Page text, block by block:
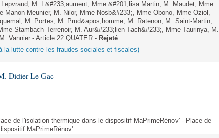
M. L&#233;aument, Mme &#201;lisa Martin, M. Maudet, Mme
Manon Meunier, M. Nilor, Mme Nosb&#233;, Mme Obono, Mme Oziol,
M. Portes, M. Prud&apos;homme, M. Ratenon, M. Saint-Martin,
Stambach-Terrenoir, M. Aur&#233;lien Tach&#233;, Mme Taurinya, M.
Vannier - Article 22 QUATER - Rejeté
la lutte contre les fraudes sociales et fiscales)
Didier Le Gac
de l'isolation thermique dans le dispositif MaPrimeRénov' - Place de
MaPrimeRénov'